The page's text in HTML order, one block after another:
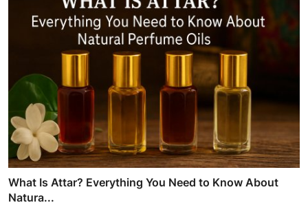
What Is Attar? Everything You Need to Know About
Natura...